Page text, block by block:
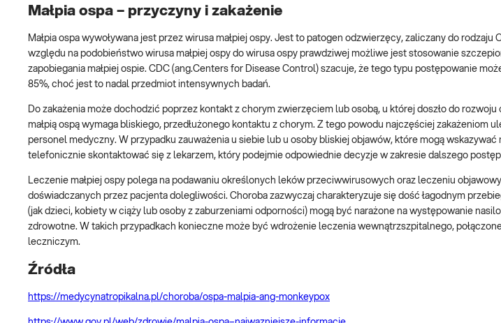
Małpia ospa – przyczyny i zakażenie
Małpia ospa wywoływana jest przez wirusa małpiej ospy. Jest to patogen odzwierzęcy, zaliczany do
względu na podobieństwo wirusa małpiej ospy do wirusa ospy prawdziwej możliwe jest stosowanie
zapobiegania małpiej ospie. CDC (ang.Centers for Disease Control) szacuje, że tego typu postępowanie
85%, choć jest to nadal przedmiot intensywnych badań.
Do zakażenia może dochodzić poprzez kontakt z chorym zwierzęciem lub osobą, u której doszło do
małpią ospą wymaga bliskiego, przedłużonego kontaktu z chorym. Z tego powodu najczęściej zakażeniom
personel medyczny. W przypadku zauważenia u siebie lub u osoby bliskiej objawów, które mogą wskazywać
telefonicznie skontaktować się z lekarzem, który podejmie odpowiednie decyzje w zakresie dalszego
Leczenie małpiej ospy polega na podawaniu określonych leków przeciwwirusowych oraz leczeniu
doświadczanych przez pacjenta dolegliwości. Choroba zazwyczaj charakteryzuje się dość łagodnym
(jak dzieci, kobiety w ciąży lub osoby z zaburzeniami odporności) mogą być narażone na występowanie
zdrowotne. W takich przypadkach konieczne może być wdrożenie leczenia wewnątrzszpitalnego,
leczniczym.
Źródła
https://medycynatropikalna.pl/choroba/ospa-malpia-ang-monkeypox